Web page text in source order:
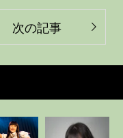
次の記事